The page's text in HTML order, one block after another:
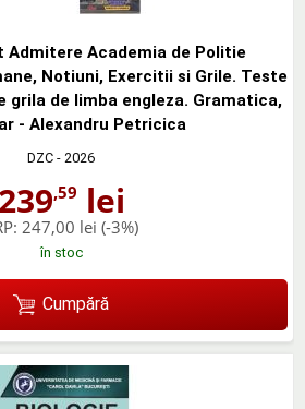
Admitere Academia de Politie
Notiuni, Exercitii si Grile. Teste
grila de limba engleza. Gramatica,
- Alexandru Petricica
DZC - 2026
239,59 lei
247,00 lei (-3%)
în stoc
Cumpără